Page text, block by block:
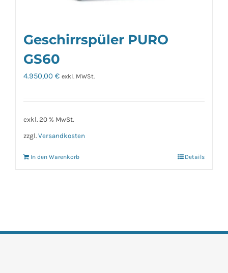
Geschirrspüler PURO
GS60
4.950,00 € exkl. MWSt.
exkl. 20 % MwSt.
zzgl. Versandkosten
In den Warenkorb Details